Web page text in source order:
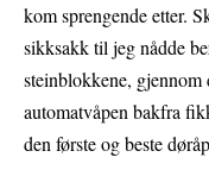
kom sprengende etter.
sikksakk til jeg nådde
steinblokkene, gjennom
automatvåpen bakfra
den første og beste